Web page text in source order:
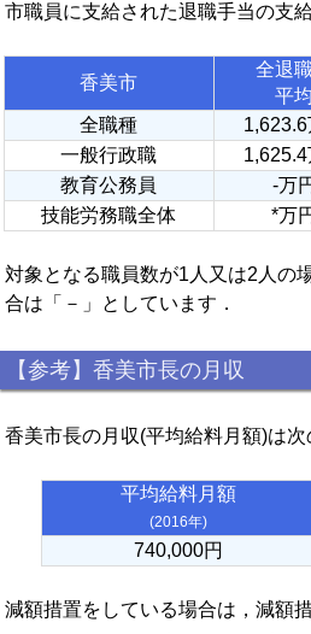
市職員に支給された退職手当の支
香美市
全退
平均
全職種
1,623.6
一般行政職
1,625.4
教育公務員
-万
技能労務職全体
*万
対象となる職員数が1人又は2人の
合は「－」としています．
【参考】香美市長の月収
香美市長の月収(平均給料月額)は次
平均給料月額
(2016年)
740,000円
減額措置をしている場合は，減額